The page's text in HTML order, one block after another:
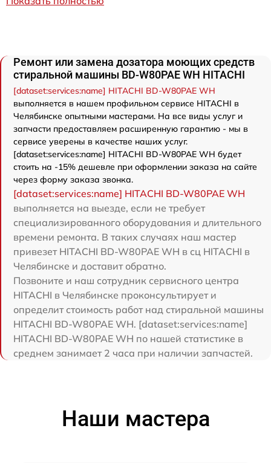
Ремонт или замена дозатора моющих средств
стиральной машины BD-W80PAE WH HITACHI
[dataset:services:name] HITACHI BD-W80PAE WH
выполняется в нашем профильном сервисе HITACHI в
Челябинске опытными мастерами. На все виды услуг и
запчасти предоставляем расширенную гарантию - мы в
сервисе уверены в качестве наших услуг.
[dataset:services:name] HITACHI BD-W80PAE WH будет
стоить на -15% дешевле при оформлении заказа на сайте
через форму заказа звонка.
[dataset:services:name] HITACHI BD-W80PAE WH
выполняется на выезде, если не требует
специализированного оборудования и длительного
времени ремонта. В таких случаях наш мастер
привезет HITACHI BD-W80PAE WH в сц HITACHI в
Челябинске и доставит обратно.
Позвоните и наш сотрудник сервисного центра
HITACHI в Челябинске проконсультирует и
определит стоимость работ над стиральной машины
HITACHI BD-W80PAE WH. [dataset:services:name]
HITACHI BD-W80PAE WH по нашей статистике в
среднем занимает 2 часа при наличии запчастей.
Наши мастера